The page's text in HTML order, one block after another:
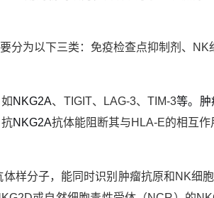
分为以下三类：免疫检查点抑制剂、 NK
如 NKG2A、 TIGIT、 LAG-3、TIM-3等。 肿
NKG2A抗体能阻断其与HLA-E的相互作
体样分子，能同时识别肿瘤抗原和 NK细